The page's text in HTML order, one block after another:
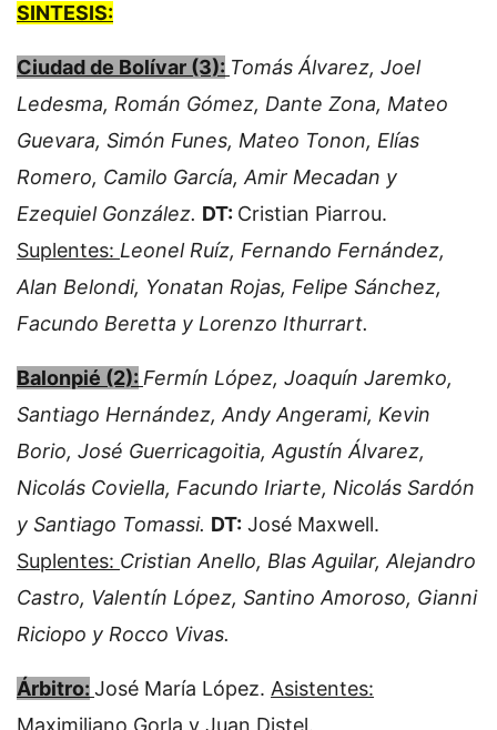
SINTESIS:
Ciudad de Bolívar (3): Tomás Álvarez, Joel
Ledesma, Román Gómez, Dante Zona, Mateo
Guevara, Simón Funes, Mateo Tonon, Elías
Romero, Camilo García, Amir Mecadan y
Ezequiel González. DT: Cristian Piarrou.
Suplentes: Leonel Ruíz, Fernando Fernández,
Alan Belondi, Yonatan Rojas, Felipe Sánchez,
Facundo Beretta y Lorenzo Ithurrart.
Balonpié (2): Fermín López, Joaquín Jaremko,
Santiago Hernández, Andy Angerami, Kevin
Borio, José Guerricagoitia, Agustín Álvarez,
Nicolás Coviella, Facundo Iriarte, Nicolás Sardón
y Santiago Tomassi. DT: José Maxwell.
Suplentes: Cristian Anello, Blas Aguilar, Alejandro
Castro, Valentín López, Santino Amoroso, Gianni
Riciopo y Rocco Vivas.
Árbitro: José María López. Asistentes:
Maximiliano Gorla y Juan Distel.